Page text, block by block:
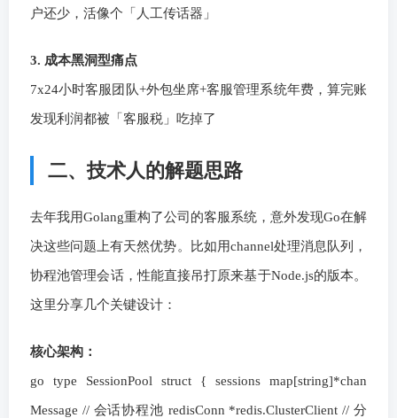
户还少，活像个「人工传话器」
3. 成本黑洞型痛点
7x24小时客服团队+外包坐席+客服管理系统年费，算完账
发现利润都被「客服税」吃掉了
二、技术人的解题思路
去年我用Golang重构了公司的客服系统，意外发现Go在解
决这些问题上有天然优势。比如用channel处理消息队列，
协程池管理会话，性能直接吊打原来基于Node.js的版本。
这里分享几个关键设计：
核心架构：
go type SessionPool struct { sessions map[string]*chan
Message // 会话协程池 redisConn *redis.ClusterClient // 分